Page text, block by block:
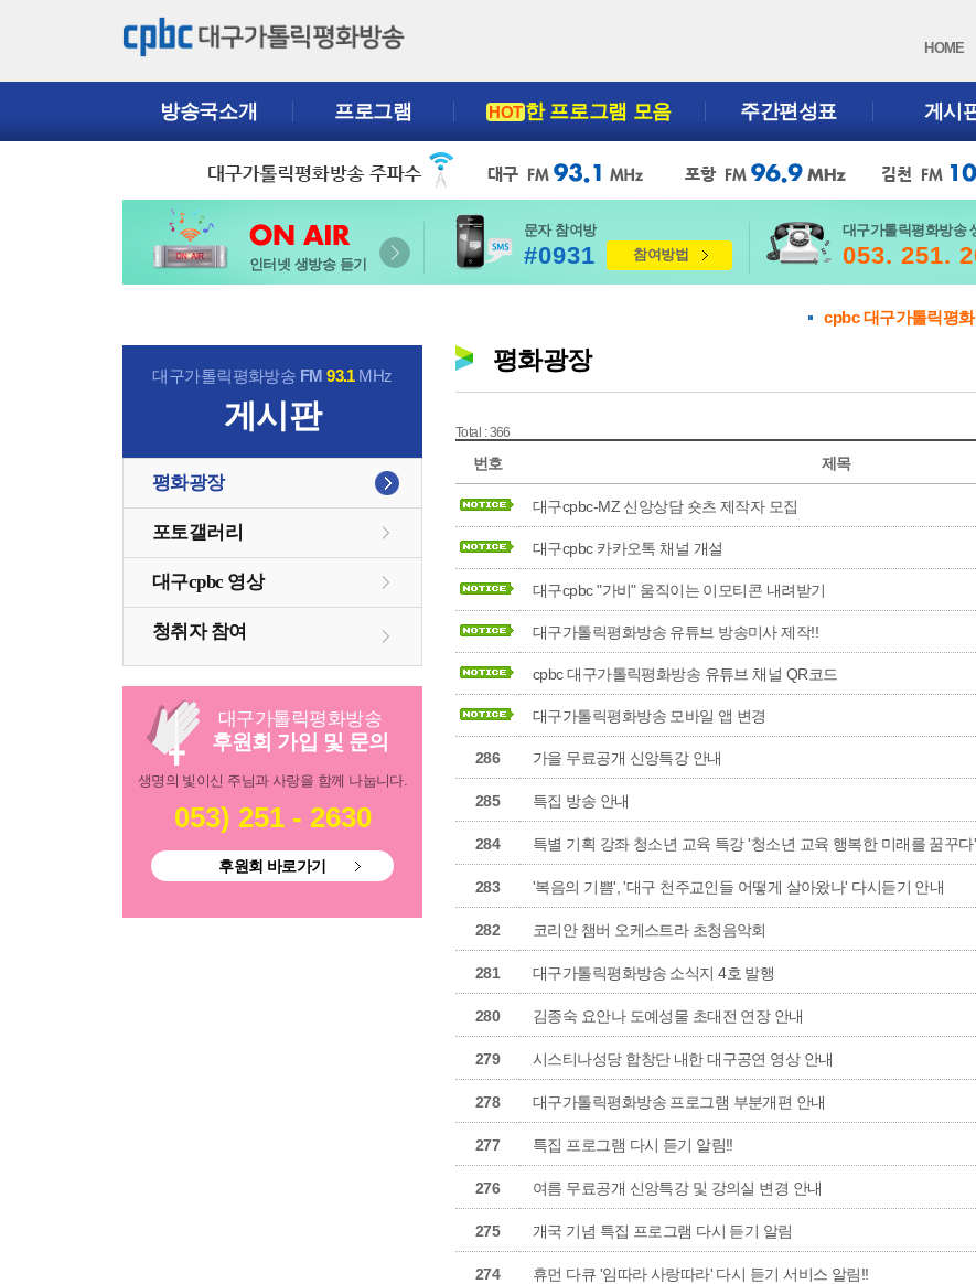
HOME
방송국소개 프로그램 HOT한 프로그램 모음 주간편성표 게시
인터넷 생방송 듣기
문자 참여방
#0931 참여방법
대구가톨릭평화방송
053. 251.
cpbc 대구가톨릭평
대구가톨릭평화방송 FM93.1MHz
게시판
평화광장
포토갤러리
대구cpbc 영상
청취자 참여
대구가톨릭평화방송
후원회 가입 및 문의
생명의 빛이신 주님과 사랑을 함께 나눕니다.
053) 251 - 2630
후원회 바로가기
평화광장
Total : 366
번호 제목
대구cpbc-MZ 신앙상담 숏츠 제작자 모집
대구cpbc 카카오톡 채널 개설
대구cpbc "가비" 움직이는 이모티콘 내려받기
대구가톨릭평화방송 유튜브 방송미사 제작!!
cpbc 대구가톨릭평화방송 유튜브 채널 QR코드
대구가톨릭평화방송 모바일 앱 변경
286 가을 무료공개 신앙특강 안내
285 특집 방송 안내
284 특별 기획 강좌 청소년 교육 특강 '청소년 교육 행복한 미래를 꿈꾸
283 '복음의 기쁨', '대구 천주교인들 어떻게 살아왔나' 다시듣기 안내
282 코리안 챔버 오케스트라 초청음악회
281 대구가톨릭평화방송 소식지 4호 발행
280 김종숙 요안나 도예성물 초대전 연장 안내
279 시스티나성당 합창단 내한 대구공연 영상 안내
278 대구가톨릭평화방송 프로그램 부분개편 안내
277 특집 프로그램 다시 듣기 알림!!
276 여름 무료공개 신앙특강 및 강의실 변경 안내
275 개국 기념 특집 프로그램 다시 듣기 알림
274 휴먼 다큐 '임따라 사랑따라' 다시 듣기 서비스 알림!!